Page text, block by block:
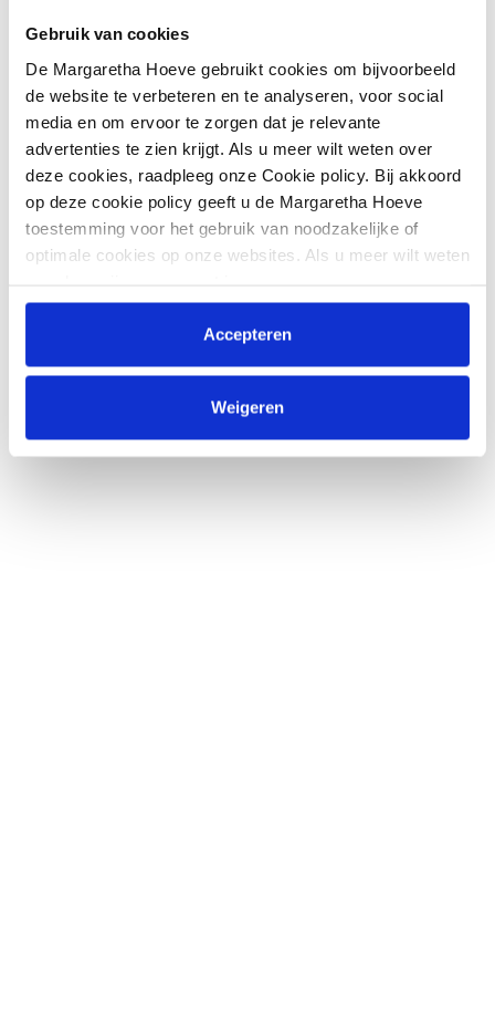
Gebruik van cookies
De Margaretha Hoeve gebruikt cookies om bijvoorbeeld
de website te verbeteren en te analyseren, voor social
media en om ervoor te zorgen dat je relevante
advertenties te zien krijgt. Als u meer wilt weten over
deze cookies, raadpleeg onze Cookie policy. Bij akkoord
op deze cookie policy geeft u de Margaretha Hoeve
toestemming voor het gebruik van noodzakelijke of
optimale cookies op onze websites. Als u meer wilt weten
raadpleeg onzePrivacyverklaring. U kunt de cookie
instellingen te allen tijde aanpassen via de link onderaan
de website.
Accepteren
Weigeren